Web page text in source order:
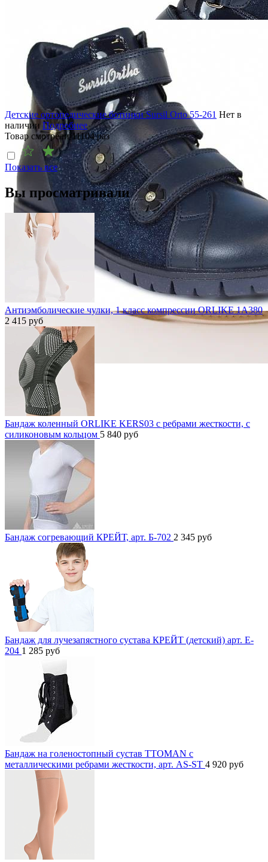
Детские ортопедические ботинки Sursil Orto 55-261 Нет в
наличии Подробнее
Товар смотрели11104раз
Показать все
Вы просматривали
Антиэмболические чулки, 1 класс компрессии ORLIKE 1A380
2 415 руб
Бандаж коленный ORLIKE KERS03 с ребрами жесткости, с
силиконовым кольцом 5 840 руб
Бандаж согревающий КРЕЙТ, арт. Б-702 2 345 руб
Бандаж для лучезапястного сустава КРЕЙТ (детский) арт. E-
204 1 285 руб
Бандаж на голеностопный сустав TTOMAN с
металлическими ребрами жесткости, арт. AS-ST 4 920 руб